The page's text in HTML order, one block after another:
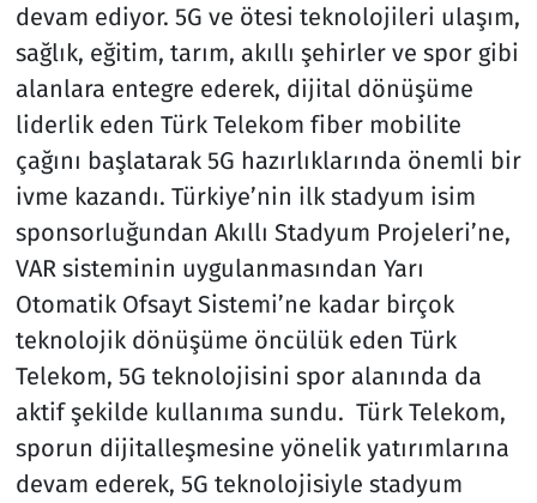
devam ediyor. 5G ve ötesi teknolojileri ulaşım,
sağlık, eğitim, tarım, akıllı şehirler ve spor gibi
alanlara entegre ederek, dijital dönüşüme
liderlik eden Türk Telekom fiber mobilite
çağını başlatarak 5G hazırlıklarında önemli bir
ivme kazandı. Türkiye’nin ilk stadyum isim
sponsorluğundan Akıllı Stadyum Projeleri’ne,
VAR sisteminin uygulanmasından Yarı
Otomatik Ofsayt Sistemi’ne kadar birçok
teknolojik dönüşüme öncülük eden Türk
Telekom, 5G teknolojisini spor alanında da
aktif şekilde kullanıma sundu. Türk Telekom,
sporun dijitalleşmesine yönelik yatırımlarına
devam ederek, 5G teknolojisiyle stadyum